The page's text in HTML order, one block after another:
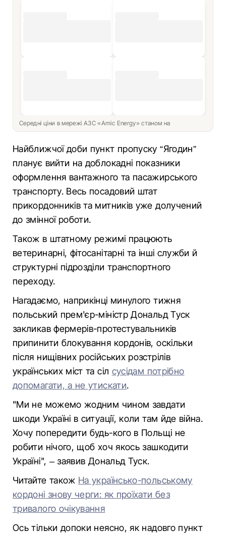
Середні ціни в мережі АЗС «Amic Energy» станом на
Найближчої доби пункт пропуску “Ягодин”
планує вийти на доблокадні показники
оформлення вантажного та пасажирського
транспорту. Весь посадовий штат
прикордонників та митників уже долучений
до змінної роботи.
Також в штатному режимі працюють
ветеринарні, фітосанітарні та інші служби й
структурні підрозділи транспортного
переходу.
Нагадаємо, наприкінці минулого тижня
польський прем'єр-міністр Дональд Туск
закликав фермерів-протестувальників
припинити блокування кордонів, оскільки
після нищівних російських розстрілів
українських міст та сіл сусідам потрібно
допомагати, а не утискати.
"Ми не можемо жодним чином завдати
шкоди Україні в ситуації, коли там йде війна.
Хочу попередити будь-кого в Польщі не
робити нічого, щоб хоч якось зашкодити
Україні", – заявив Дональд Туск.
Читайте також На українсько-польському
кордоні знову черги: як проїхати без
тривалого очікування
Ось тільки допоки неясно, як надовго пункт